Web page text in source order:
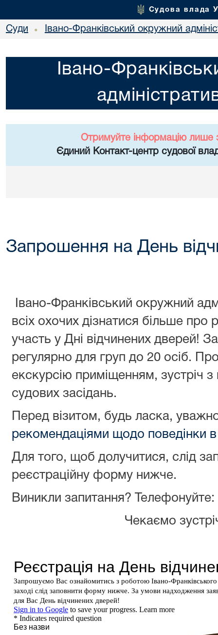
Судова влада
Суди • Івано-Франківський окружний
Івано-
Отримуйте інформацію лише
Єдиний Контакт-центр судової
Запрошення на День
Івано-Франківський окружний
всіх охочих дізнатися більше про
участь у Дні відчинених дверей!
регулярно для груп до 20 осіб.
екскурсію приміщенням, зустріч з
судових засідань.
Перед візитом, будь ласка,
рекомендаціями щодо поведінки в
Для того, щоб долучитися, слід
реєстраційну форму нижче.
Виникли запитання?
Чекаємо